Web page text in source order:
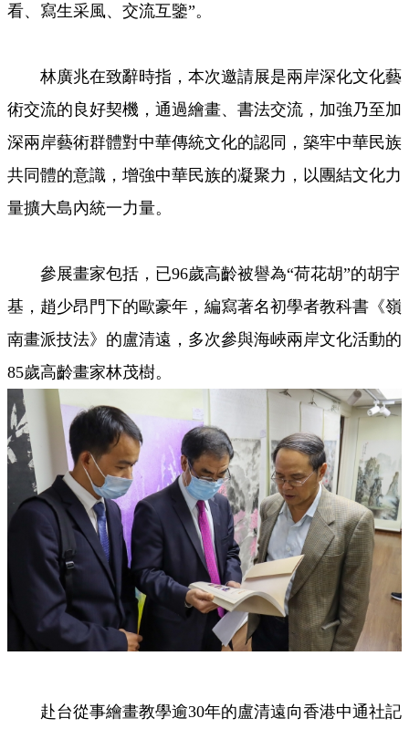
看、寫生采風、交流互鑒”。
林廣兆在致辭時指，本次邀請展是兩岸深化文化藝
術交流的良好契機，通過繪畫、書法交流，加強乃至加
深兩岸藝術群體對中華傳統文化的認同，築牢中華民族
共同體的意識，增強中華民族的凝聚力，以團結文化力
量擴大島內統一力量。
參展畫家包括，已96歲高齡被譽為“荷花胡”的胡宇
基，趙少昂門下的歐豪年，編寫著名初學者教科書《嶺
南畫派技法》的盧清遠，多次參與海峽兩岸文化活動的
85歲高齡畫家林茂樹。
赴台從事繪畫教學逾30年的盧清遠向香港中通社記